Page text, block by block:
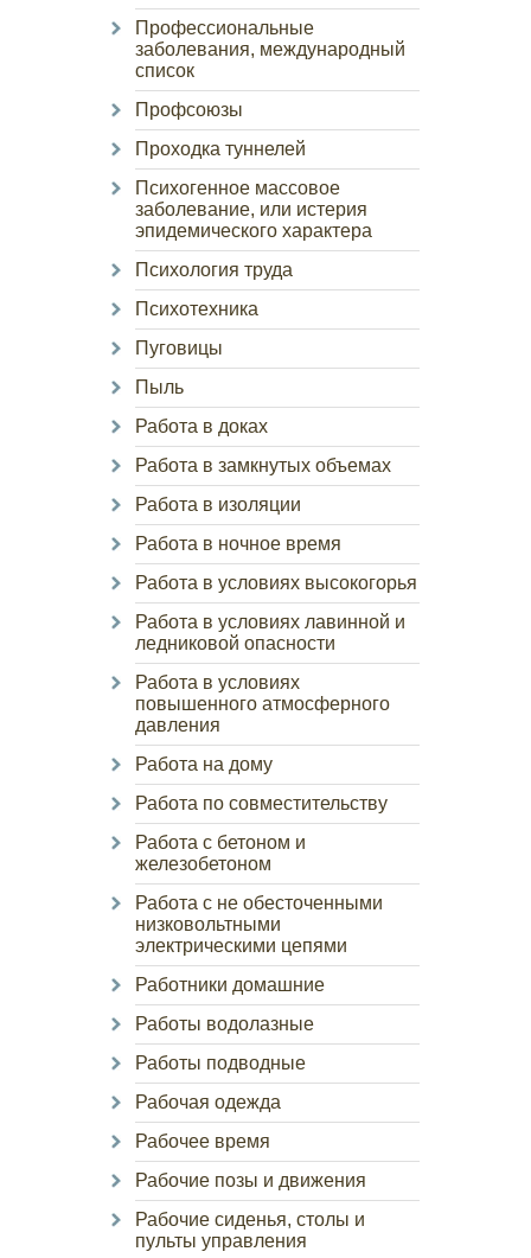
Профессиональные
заболевания, международный
список
Профсоюзы
Проходка туннелей
Психогенное массовое
заболевание, или истерия
эпидемического характера
Психология труда
Психотехника
Пуговицы
Пыль
Работа в доках
Работа в замкнутых объемах
Работа в изоляции
Работа в ночное время
Работа в условиях высокогорья
Работа в условиях лавинной и
ледниковой опасности
Работа в условиях
повышенного атмосферного
давления
Работа на дому
Работа по совместительству
Работа с бетоном и
железобетоном
Работа с не обесточенными
низковольтными
электрическими цепями
Работники домашние
Работы водолазные
Работы подводные
Рабочая одежда
Рабочее время
Рабочие позы и движения
Рабочие сиденья, столы и
пульты управления